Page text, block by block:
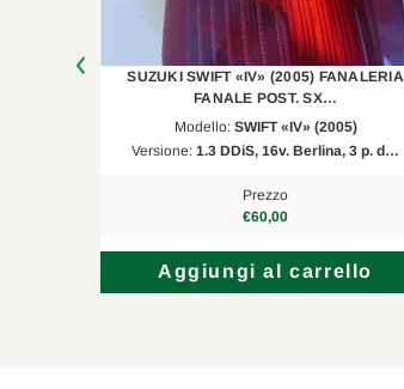
SUZUKI SWIFT «IV» (2005) FANALERIA
FANALE POST. SX…
Modello: SWIFT «IV» (2005)
Versione: 1.3 DDiS, 16v. Berlina, 3 p. d…
Prezzo
€60,00
Aggiungi al carrello